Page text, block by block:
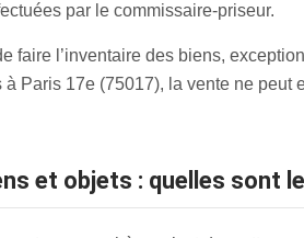
par le commissaire-priseur.
faire l’inventaire des biens,
Paris 17e (75017), la vente ne
et objets : quelles sont